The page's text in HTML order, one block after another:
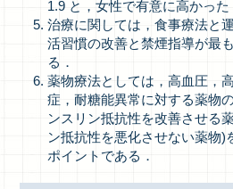
1.9 と，女性で有意に高かった
治療に関しては，食事療法と
活習慣の改善と禁煙指導が最
る．
薬物療法としては，高血圧，
症，耐糖能異常に対する薬物
ンスリン抵抗性を改善させる
ン抵抗性を悪化させない薬物)
ポイントである．